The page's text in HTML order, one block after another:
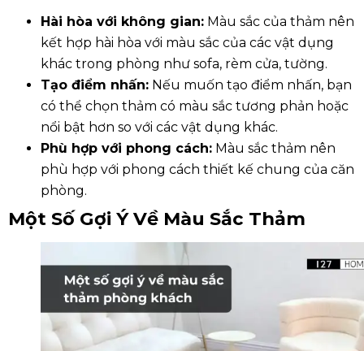
Hài hòa với không gian: Màu sắc của thảm nên
kết hợp hài hòa với màu sắc của các vật dụng
khác trong phòng như sofa, rèm cửa, tường.
Tạo điểm nhấn: Nếu muốn tạo điểm nhấn, bạn
có thể chọn thảm có màu sắc tương phản hoặc
nổi bật hơn so với các vật dụng khác.
Phù hợp với phong cách: Màu sắc thảm nên
phù hợp với phong cách thiết kế chung của căn
phòng.
Một Số Gợi Ý Về Màu Sắc Thảm